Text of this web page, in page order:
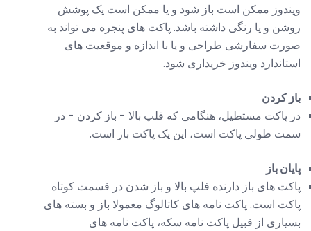
ویندوز ممکن است باز شود و یا ممکن است یک پوشش
روشن و یا رنگی داشته باشد. پاکت های پنجره می تواند به
صورت سفارشی طراحی و یا با اندازه و موقعیت های
استاندارد ویندوز خریداری شود.
باز کردن
در پاکت مستطیل، هنگامی که فلپ بالا - باز کردن - در
سمت طولی پاکت است، این یک پاکت باز است.
پایان باز
پاکت های باز دارنده فلپ بالا و باز شدن در قسمت کوتاه
پاکت است. پاکت نامه های کاتالوگ معمولا باز و بسته های
بسیاری از قبیل پاکت نامه سکه، پاکت نامه های